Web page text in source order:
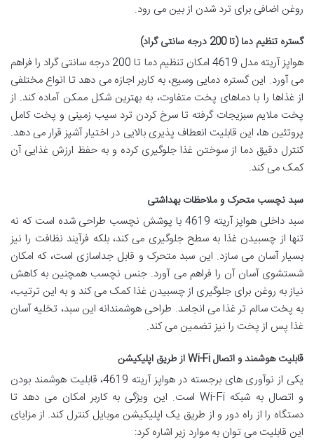
روغن اضافی برای ترد شدن از بین می رود.
گستره تنظیم دما (تا 200 درجه سانتی گراد)
هواپز آریته مدل 4619 امکان تنظیم دما تا 200 درجه سانتی گراد را فراهم
می آورد. این گستره دمایی وسیع، به کاربر اجازه می دهد تا انواع مختلفی
از غذاها را با دماهای پخت متفاوت، به بهترین شکل ممکن آماده کند. از
پخت ملایم سبزیجات گرفته تا سرخ کردن ترد سیب زمینی و پخت کامل
پروتئین ها، این قابلیت انعطاف پذیری بالایی در اختیار آشپز قرار می دهد.
کنترل دقیق دما از سوختن غذا جلوگیری کرده و به حفظ ارزش غذایی آن
کمک می کند.
سبد نچسب متحرک و ملاحظات بهداشتی
سبد داخلی هواپز آریته 4619 با پوشش نچسب طراحی شده است که نه
تنها از چسبیدن غذا به سطح جلوگیری می کند، بلکه فرآیند نظافت را نیز
بسیار آسان می سازد. این سبد متحرک و قابل جداسازی است، که امکان
شستشوی آسان آن را فراهم می آورد. جنس نچسب همچنین به کاهش
نیاز به روغن برای جلوگیری از چسبیدن غذا کمک می کند و به این ترتیب،
به پخت سالم تر غذا می انجامد. طراحی هوشمندانه این سبد، تخلیه آسان
غذا پس از پخت را نیز تضمین می کند.
قابلیت هوشمند و اتصال Wi-Fi از طریق اپلیکیشن
یکی از نوآوری های برجسته در هواپز آریته 4619، قابلیت هوشمند بودن
و اتصال به شبکه Wi-Fi است. این ویژگی به کاربر امکان می دهد تا
دستگاه را از راه دور و از طریق یک اپلیکیشن موبایل کنترل کند. از مزایای
این قابلیت می توان به موارد زیر اشاره کرد: